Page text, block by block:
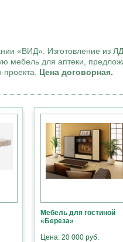
«ВИД». Изготовление из
мебель для аптеки,
Цена договорная.
Мебель для гостиной
«Береза»
Цена: 20 000 руб.